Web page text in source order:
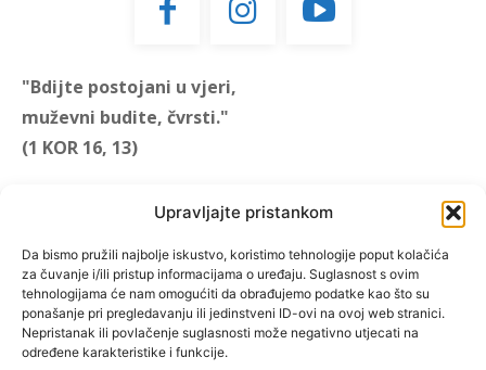
Upravljajte pristankom
Da bismo pružili najbolje iskustvo, koristimo tehnologije poput kolačića
za čuvanje i/ili pristup informacijama o uređaju. Suglasnost s ovim
tehnologijama će nam omogućiti da obrađujemo podatke kao što su
ponašanje pri pregledavanju ili jedinstveni ID-ovi na ovoj web stranici.
Nepristanak ili povlačenje suglasnosti može negativno utjecati na
određene karakteristike i funkcije.
"Bdijte postojani u vjeri,
muževni budite, čvrsti."
(1 KOR 16, 13)
"Muževni budite" prvi je
hrvatski portal za katoličke
muškarce koji pokušava
reafirmirati u današnje
vrijeme itekako narušen
biblijski koncept muževnosti,
koji pokušavamo osvijetliti iz